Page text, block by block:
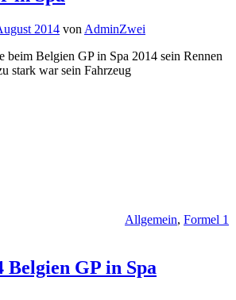
2014 von AdminZwei
Belgien GP in Spa 2014 sein Rennen
stark war sein Fahrzeug
Allgemein, Formel 1
Belgien GP in Spa